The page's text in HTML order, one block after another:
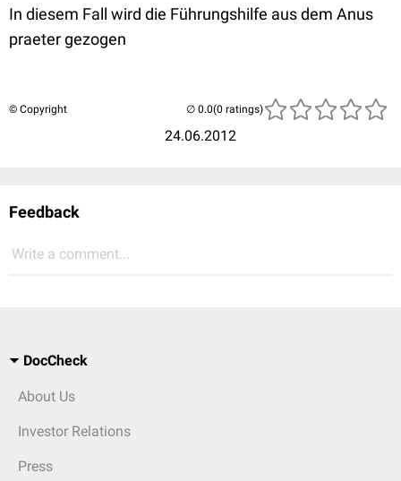
In diesem Fall wird die Führungshilfe aus dem Anus
praeter gezogen
© Copyright
24.06.2012
(0 ratings)
Feedback
Write a comment...
DocCheck
About Us
Investor Relations
Press